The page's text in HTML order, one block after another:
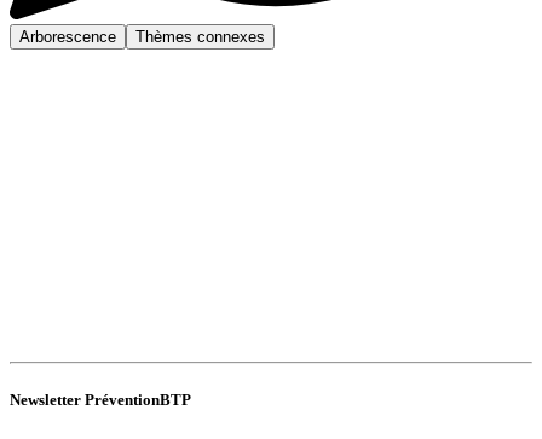
Arborescence Thèmes connexes
Newsletter PréventionBTP